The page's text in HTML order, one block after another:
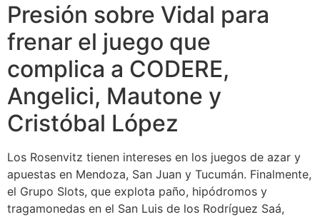
Presión sobre Vidal para
frenar el juego que
complica a CODERE,
Angelici, Mautone y
Cristóbal López
Los Rosenvitz tienen intereses en los juegos de azar y
apuestas en Mendoza, San Juan y Tucumán. Finalmente,
el Grupo Slots, que explota paño, hipódromos y
tragamonedas en el San Luis de los Rodríguez Saá,